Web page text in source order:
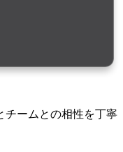
チームとの相性を丁寧